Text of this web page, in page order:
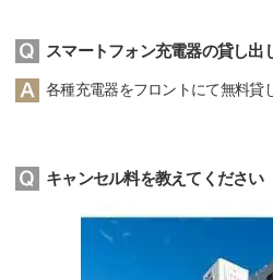
スマートフォン充電器の貸し
各種充電器をフロントにて無料貸
キャンセル料を教えてください